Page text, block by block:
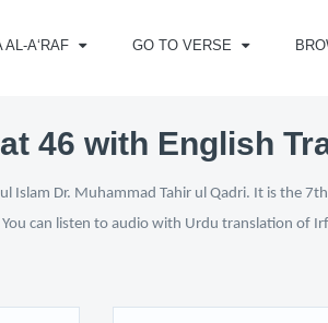
AL-A‘RAF GO TO VERSE
46 with English
Dr. Muhammad Tahir ul Qadri. It is the
can listen to audio with Urdu translation of